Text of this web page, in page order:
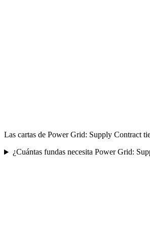
Las cartas de Power Grid: Supply Contract
¿Cuántas fundas necesita Power Grid: